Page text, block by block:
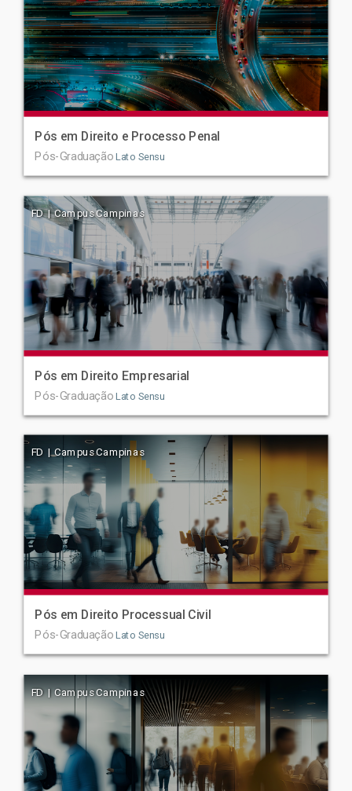
Pós em Direito e Processo Penal
Pós-Graduação Lato Sensu
FD | Campus Campinas
Pós em Direito Empresarial
Pós-Graduação Lato Sensu
FD | Campus Campinas
Pós em Direito Processual Civil
Pós-Graduação Lato Sensu
FD | Campus Campinas